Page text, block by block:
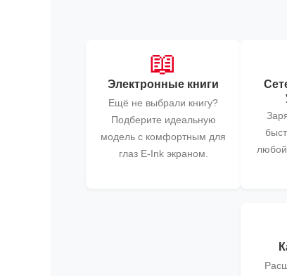
📖
Электронные книги
Ещё не выбрали книгу?
Подберите идеальную
модель с комфортным для
глаз E-Ink экраном.